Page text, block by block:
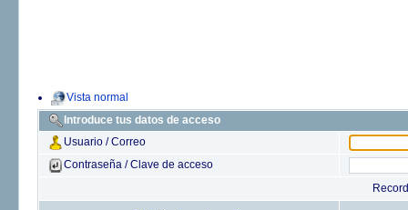
Vista normal
Introduce tus datos de acceso
Usuario / Correo
Contraseña / Clave de acceso